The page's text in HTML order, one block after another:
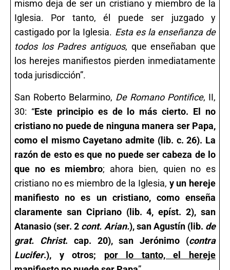
mismo deja de ser un cristiano y miembro de la
Iglesia. Por tanto, él puede ser juzgado y
castigado por la Iglesia. Esta es la enseñanza de
todos los Padres antiguos, que enseñaban que
los herejes manifiestos pierden inmediatamente
toda jurisdicción”.
San Roberto Belarmino, De Romano Pontifice, II,
30: “Este principio es de lo más cierto. El no
cristiano no puede de ninguna manera ser Papa,
como el mismo Cayetano admite (lib. c. 26). La
razón de esto es que no puede ser cabeza de lo
que no es miembro; ahora bien, quien no es
cristiano no es miembro de la Iglesia, y un hereje
manifiesto no es un cristiano, como enseña
claramente san Cipriano(lib. 4, epíst. 2), san
Atanasio (ser. 2 cont. Arian.), san Agustín (lib. de
grat. Christ. cap. 20), san Jerónimo (contra
Lucifer.), y otros; por lo tanto, el hereje